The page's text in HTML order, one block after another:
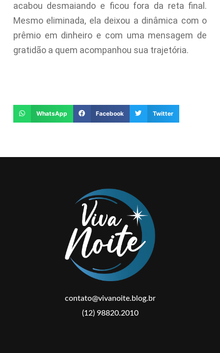
acabou desmaiando e ficou fora da reta final.
Mesmo eliminada, ela deixou a dinâmica com o
prêmio em dinheiro e com uma mensagem de
gratidão a quem acompanhou sua trajetória.
WhatsApp Facebook Twitter
contato@vivanoite.blog.br
(12) 98820.2010